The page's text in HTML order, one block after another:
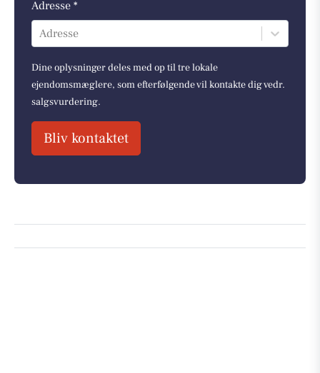
Adresse *
Adresse
Dine oplysninger deles med op til tre lokale
ejendomsmæglere, som efterfølgende vil kontakte dig vedr.
salgsvurdering.
Bliv kontaktet